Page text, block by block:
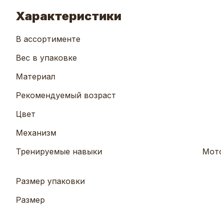
Характеристики
В ассортименте
Вес в упаковке
Материал
Рекомендуемый возраст
Цвет
Механизм
Тренируемые навыки
Размер упаковки
Размер